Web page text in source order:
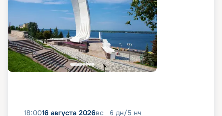
18:0016 августа 2026вс 6 дн/5 нч